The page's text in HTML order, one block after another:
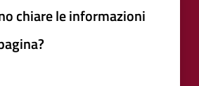
chiare le informazioni